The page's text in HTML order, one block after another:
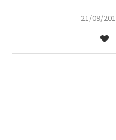
21/09/